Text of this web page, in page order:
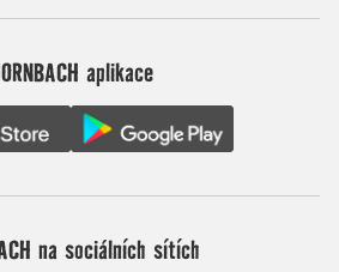
aplikace
na sociálních sítích